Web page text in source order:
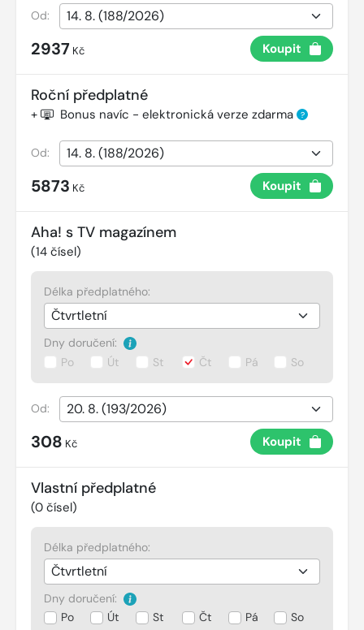
Od:
2937 Kč Koupit
Roční předplatné
+ Bonus navíc - elektronická verze zdarma ?
Od:
5873 Kč Koupit
Aha! s TV magazínem
(14 čísel)
Délka předplatného:
Dny doručení:
Po
Út St Čt Pá So
Od:
308 Kč Koupit
Vlastní předplatné
(0 čísel)
Délka předplatného:
Dny doručení:
Po
Út St Čt Pá So